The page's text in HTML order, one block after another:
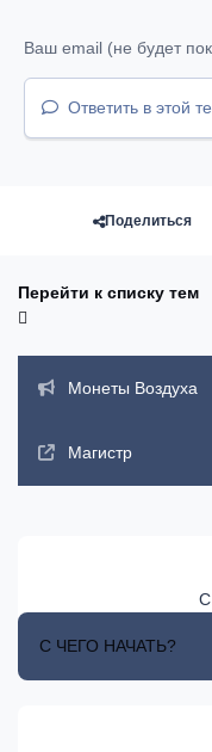
Ответить в этой
Поделиться
Перейти к списку тем
Монеты Воздуха
Магистр
С ЧЕГО НАЧАТЬ?